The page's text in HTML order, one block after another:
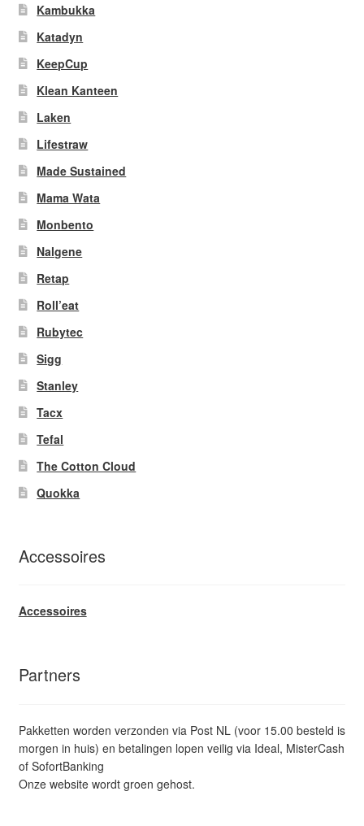
Kambukka
Katadyn
KeepCup
Klean Kanteen
Laken
Lifestraw
Made Sustained
Mama Wata
Monbento
Nalgene
Retap
Roll’eat
Rubytec
Sigg
Stanley
Tacx
Tefal
The Cotton Cloud
Quokka
Accessoires
Accessoires
Partners
Pakketten worden verzonden via Post NL (voor 15.00 besteld is
morgen in huis) en betalingen lopen veilig via Ideal, MisterCash
of SofortBanking
Onze website wordt groen gehost.